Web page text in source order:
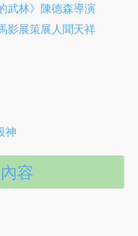
武林》陳德森導演
影展策展人聞天祥
神
容